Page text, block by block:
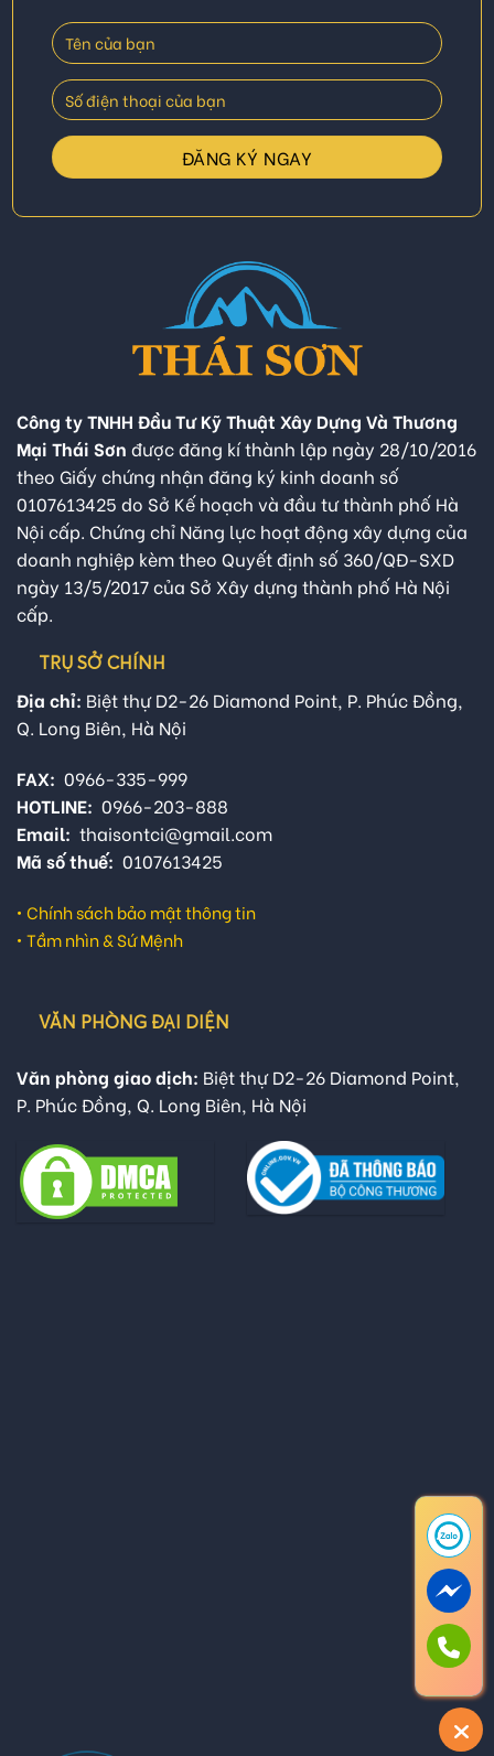
Công ty TNHH Đầu Tư Kỹ Thuật Xây Dựng Và Thương
Mại Thái Sơn được đăng kí thành lập ngày 28/10/2016
theo Giấy chứng nhận đăng ký kinh doanh số
0107613425 do Sở Kế hoạch và đầu tư thành phố Hà
Nội cấp. Chứng chỉ Năng lực hoạt động xây dựng của
doanh nghiệp kèm theo Quyết định số 360/QĐ-SXD
ngày 13/5/2017 của Sở Xây dựng thành phố Hà Nội
cấp.
TRỤ SỞ CHÍNH
Địa chỉ: Biệt thự D2-26 Diamond Point, P. Phúc Đồng,
Q. Long Biên, Hà Nội
FAX: 0966-335-999
HOTLINE: 0966-203-888
Email: thaisontci@gmail.com
Mã số thuế: 0107613425
• Chính sách bảo mật thông tin
• Tầm nhìn & Sứ Mệnh
VĂN PHÒNG ĐẠI DIỆN
Văn phòng giao dịch: Biệt thự D2-26 Diamond Point,
P. Phúc Đồng, Q. Long Biên, Hà Nội